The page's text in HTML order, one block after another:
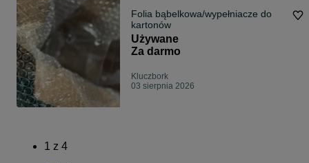
Folia bąbelkowa/wypełniacze do
kartonów
Używane
Za darmo
Kluczbork
03 sierpnia 2026
1 z 4